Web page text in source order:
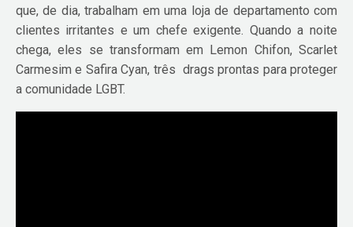
que, de dia, trabalham em uma loja de departamento com
clientes irritantes e um chefe exigente. Quando a noite
chega, eles se transformam em Lemon Chifon, Scarlet
Carmesim e Safira Cyan, três drags prontas para proteger
a comunidade LGBT.